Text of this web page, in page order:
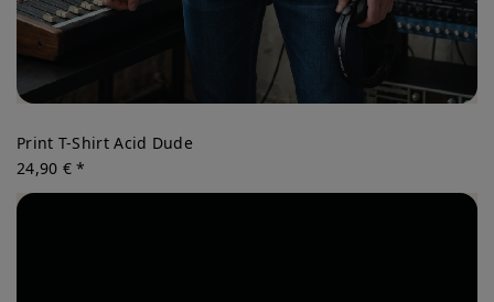
Print T-Shirt Acid Dude
24,90 € *